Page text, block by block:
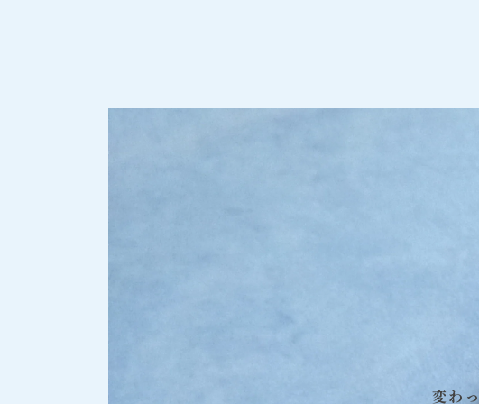
変わ